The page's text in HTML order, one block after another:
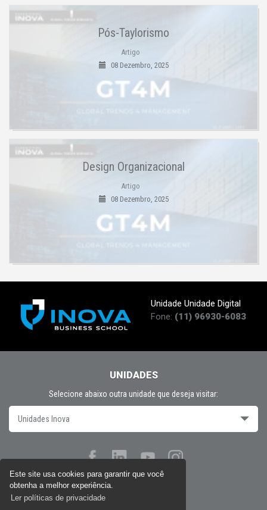
Este site usa cookies para garantir que você
obtenha a melhor experiência.
Ler políticas de privacidade
Pós-Taylorismo
Artigo
08 Dezembro, 2025
Design Organizacional
Artigo
08 Dezembro, 2025
Unidade Unidade Digital
Fone: (11) 96930-6083
UNIDADES
Selecione abaixo outra unidade que deseja visitar:
Unidades Inova
Políticas de privacidade